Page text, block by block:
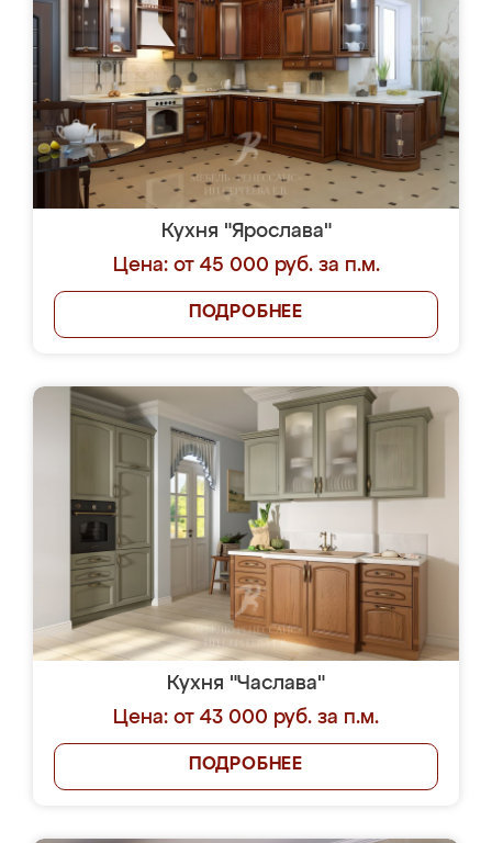
Кухня "Ярослава"
Цена: от 45 000 руб. за п.м.
ПОДРОБНЕЕ
Кухня "Часлава"
Цена: от 43 000 руб. за п.м.
ПОДРОБНЕЕ